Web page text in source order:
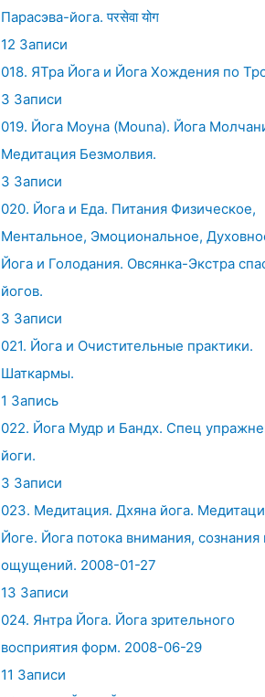
Парасэва-йога. परसेवा योग
12 Записи
018. ЯТра Йога и Йога Хождения по
3 Записи
019. Йога Моуна (Mouna). Йога
Медитация Безмолвия.
3 Записи
020. Йога и Еда. Питания Физическое,
Ментальное, Эмоциональное,
Йога и Голодания. Овсянка-Экстра
йогов.
3 Записи
021. Йога и Очистительные практики.
Шаткармы.
1 Запись
022. Йога Мудр и Бандх. Спец
йоги.
3 Записи
023. Медитация. Дхяна йога.
Йоге. Йога потока внимания, сознания
ощущений. 2008-01-27
13 Записи
024. Янтра Йога. Йога зрительного
восприятия форм. 2008-06-29
11 Записи